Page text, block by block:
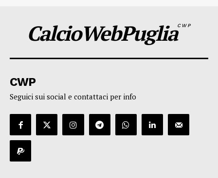
CalcioWebPugliaCWP
CWP
Seguici sui social e contattaci per info